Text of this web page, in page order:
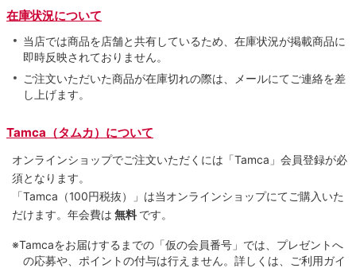
在庫状況について
当店では商品を店舗と共有しているため、在庫状況が掲載商品に
即時反映されておりません。
ご注文いただいた商品が在庫切れの際は、メールにてご連絡を差
し上げます。
Tamca（タムカ）について
オンラインショップでご注⽂いただくには「Tamca」会員登録が必
須となります。
「Tamca （100円税抜）
」は当オンラインショップにてご購⼊いた
だけます。 年会費は 無料 です。
※Tamcaをお届けするまでの「仮の会員番号」では、プレゼントへ
の応募や、ポイントの付与は⾏えません。詳しくは、ご利⽤ガイ